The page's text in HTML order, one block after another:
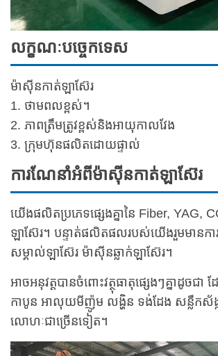
លក្ខណៈបច្ចេកទេស
ម៉ាស៊ីនកាត់ឡាស៊ែរ
1. ថាមពលខ្ពស់។
2. ភាពត្រឹមត្រូវខ្ពស់និងអាយុកាលវែង
3. ក្រុមហ៊ុនផលិតដោយផ្ទាល់
ការណែនាំអំពីម៉ាស៊ីនកាត់ឡាស៊ែរ
យើងផលិតប្រភេទផ្សេងគ្នានៃ Fiber, YAG,
ឡាស៊ែរ។ បន្ទាត់ផលិតផលរបស់យើងរួមមានការ
សម្គាល់ឡាស៊ែរ ម៉ាស៊ីនឆ្លាក់ឡាស៊ែរ។
អាចអនុវត្តបានចំពោះវត្ថុធាតុផ្សេងៗគ្នាដូចជ
កាបូន អាលុយមីញ៉ូម លង្ហិន ទង់ដែង សន្លឹកស័ង្
លោហៈជាច្រើនទៀត។